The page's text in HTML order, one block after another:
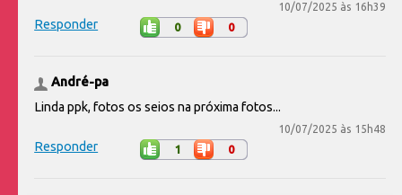
10/07/2025 às 16h39
Responder 0 0
André-pa
Linda ppk, fotos os seios na próxima fotos...
10/07/2025 às 15h48
Responder 1 0